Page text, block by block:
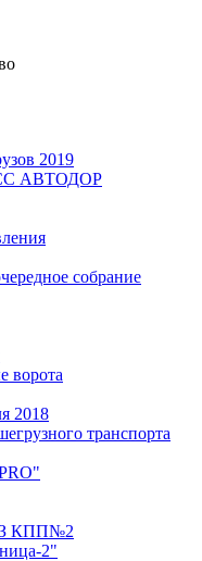
2019
АВТОДОР
собрание
ворота
2018
транспорта
КПП№2
2"